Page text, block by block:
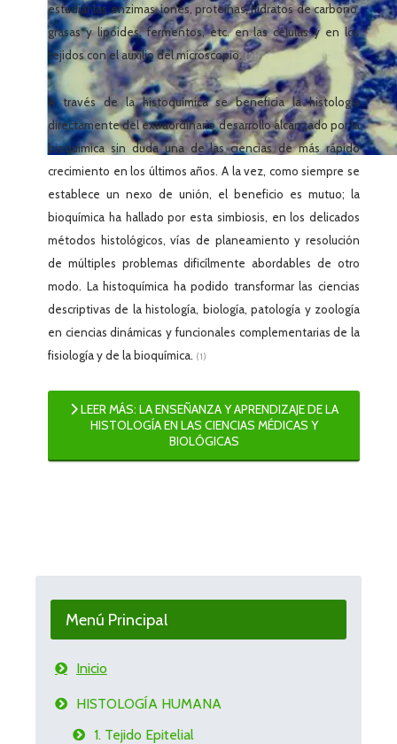
estudiar las enzimas, iones, proteínas, hidratos de carbono,
grasas y lipoides, fermentos, etc. en las células y en los
tejidos con el auxilio del microscopio.(2)
A través de la histoquímica se beneficia la histología
directamente del extraordinario desarrollo alcanzado por la
bioquímica sin duda una de las ciencias de más rápido
crecimiento en los últimos años. A la vez, como siempre se
establece un nexo de unión, el beneficio es mutuo; la
bioquímica ha hallado por esta simbiosis, en los delicados
métodos histológicos, vías de planeamiento y resolución
de múltiples problemas dificílmente abordables de otro
modo. La histoquímica ha podido transformar las ciencias
descriptivas de la histología, biología, patología y zoología
en ciencias dinámicas y funcionales complementarias de la
fisiología y de la bioquímica. (1)
LEER MÁS: LA ENSEÑANZA Y APRENDIZAJE DE LA
HISTOLOGÍA EN LAS CIENCIAS MÉDICAS Y
BIOLÓGICAS
Menú Principal
Inicio
HISTOLOGÍA HUMANA
1. Tejido Epitelial